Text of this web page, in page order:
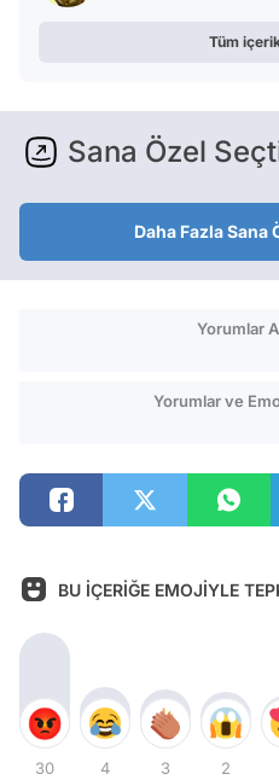
Tüm
Sana Özel
Daha Fazla Sana
Yorumlar
Yorumlar ve
BU İÇERİĞE EMOJİYLE
30 4 3 2